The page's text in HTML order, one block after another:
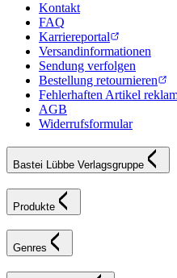
Kontakt
FAQ
Karriereportal
Versandinformationen
Sendung verfolgen
Bestellung retournieren
Fehlerhaften Artikel
AGB
Widerrufsformular
Bastei Lübbe Verlagsgruppe
Produkte
Genres